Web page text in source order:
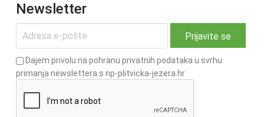
Newsletter
Dajem privolu na pohranu privatnih podataka u svrhu
primanja newslettera s np-plitvicka-jezera.hr